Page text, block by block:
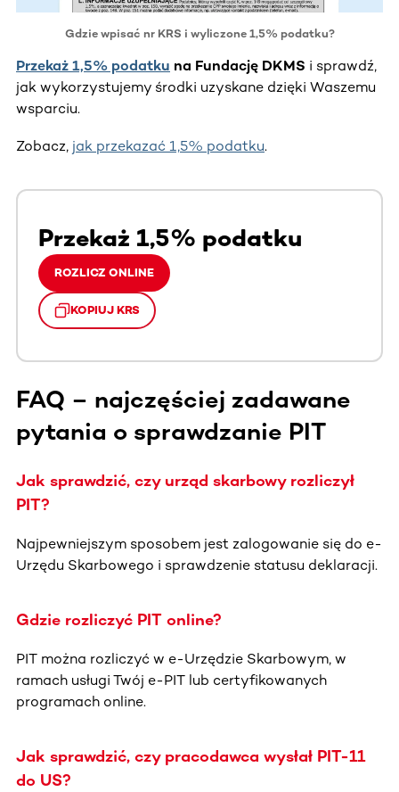
Gdzie wpisać nr KRS i wyliczone 1,5% podatku?
Przekaż 1,5% podatku na Fundację DKMS i sprawdź,
jak wykorzystujemy środki uzyskane dzięki Waszemu
wsparciu.
Zobacz, jak przekazać 1,5% podatku.
Przekaż 1,5% podatku
ROZLICZ ONLINE
KOPIUJ KRS
FAQ – najczęściej zadawane
pytania o sprawdzanie PIT
Jak sprawdzić, czy urząd skarbowy rozliczył
PIT?
Najpewniejszym sposobem jest zalogowanie się do e-
Urzędu Skarbowego i sprawdzenie statusu deklaracji.
Gdzie rozliczyć PIT online?
PIT można rozliczyć w e-Urzędzie Skarbowym, w
ramach usługi Twój e-PIT lub certyfikowanych
programach online.
Jak sprawdzić, czy pracodawca wysłał PIT-11
do US?